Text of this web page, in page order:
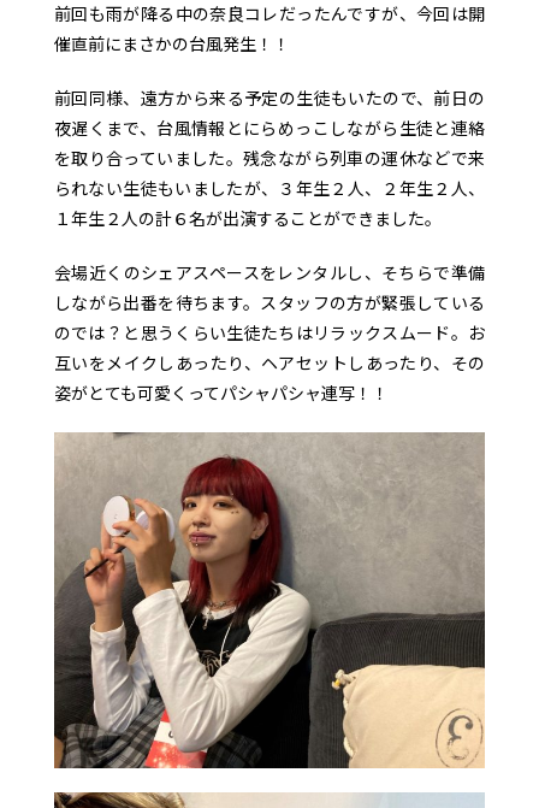
前回も雨が降る中の奈良コレだったんですが、今回は開
催直前にまさかの台風発生！！
前回同様、遠方から来る予定の生徒もいたので、前日の
夜遅くまで、台風情報とにらめっこしながら生徒と連絡
を取り合っていました。残念ながら列車の運休などで来
られない生徒もいましたが、３年生２人、２年生２人、
１年生２人の計６名が出演することができました。
会場近くのシェアスペースをレンタルし、そちらで準備
しながら出番を待ちます。スタッフの方が緊張している
のでは？と思うくらい生徒たちはリラックスムード。お
互いをメイクしあったり、ヘアセットしあったり、その
姿がとても可愛くってパシャパシャ連写！！